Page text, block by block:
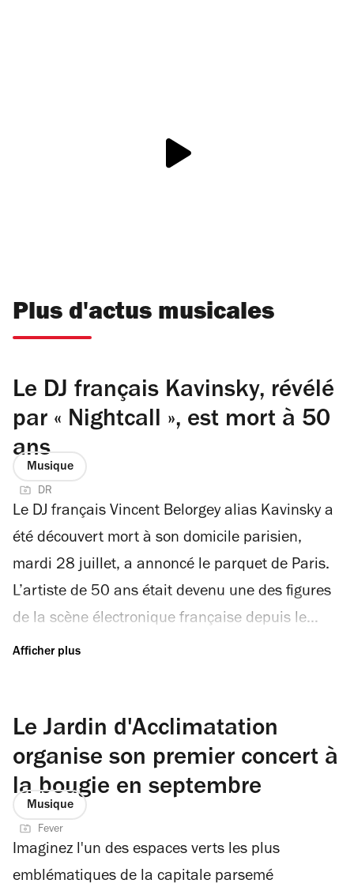
Plus d'actus musicales
Le DJ français Kavinsky, révélé
par « Nightcall », est mort à 50
ans
Musique
DR
Le DJ français Vincent Belorgey alias Kavinsky a
été découvert mort à son domicile parisien,
mardi 28 juillet, a annoncé le parquet de Paris.
L’artiste de 50 ans était devenu une des figures
de la scène électronique française depuis le
succès de son titre « Nightcall », coproduit par
été choisi par Nicolas Winding Refn pour la
scène d’ouverture de son film Drive avec Ryan
Gosling en 2011. Kavinsky avait repris cette
chanson avec l'artiste belge Angèle et le groupe
Phoenix lors de la cérémonie de clôture des Jeux
olympiques de Paris, en 2024. Au cinéma,
Le Jardin d'Acclimatation
organise son premier concert à
la bougie en septembre
Musique
Fever
Imaginez l'un des espaces verts les plus
emblématiques de la capitale parsemé